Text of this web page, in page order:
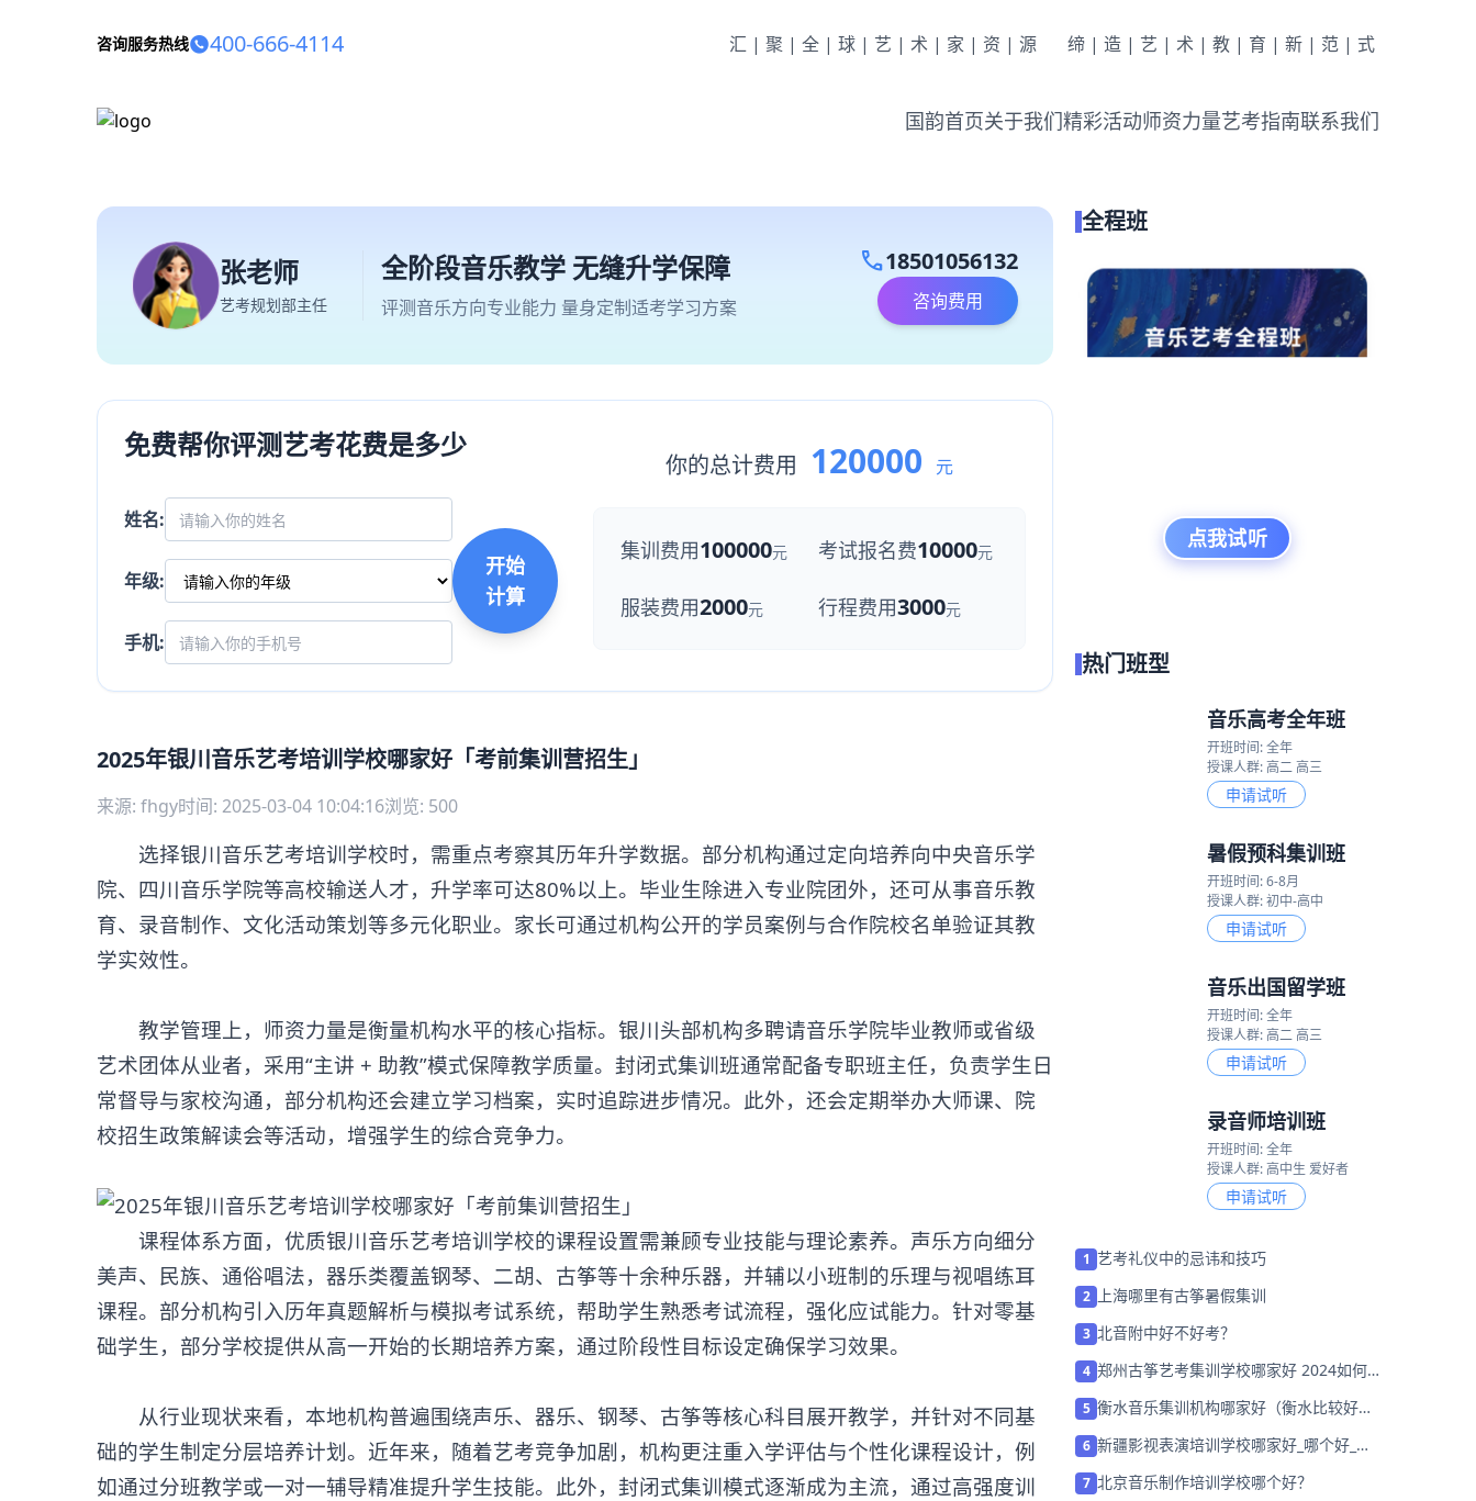
咨询服务热线 400-666-4114 汇|聚|全|球|艺|术|家|资|源 缔|造|艺|术|教|育|新|范|式
国韵首页关于我们精彩活动师资力量艺考指南联系我们
张老师
艺考规划部主任
全阶段音乐教学 无缝升学保障
评测音乐方向专业能力 量身定制适考学习方案
call18501056132
咨询费用
免费帮你评测艺考花费是多少
姓名:
年级:
手机:
开始
计算
你的总计费用 120000 元
集训费用100000元 考试报名费10000元
服装费用2000元 行程费用3000元
2025年银川音乐艺考培训学校哪家好「考前集训营招生」
来源: fhgy时间: 2025-03-04 10:04:16浏览: 500
选择银川音乐艺考培训学校时，需重点考察其历年升学数据。部分机构通过定向培养向中央音乐学
院、四川音乐学院等高校输送人才，升学率可达80%以上。毕业生除进入专业院团外，还可从事音乐教
育、录音制作、文化活动策划等多元化职业。家长可通过机构公开的学员案例与合作院校名单验证其教
学实效性。
教学管理上，师资力量是衡量机构水平的核心指标。银川头部机构多聘请音乐学院毕业教师或省级
艺术团体从业者，采用“主讲 + 助教”模式保障教学质量。封闭式集训班通常配备专职班主任，负责学生日
常督导与家校沟通，部分机构还会建立学习档案，实时追踪进步情况。此外，还会定期举办大师课、院
校招生政策解读会等活动，增强学生的综合竞争力。
课程体系方面，优质银川音乐艺考培训学校的课程设置需兼顾专业技能与理论素养。声乐方向细分
美声、民族、通俗唱法，器乐类覆盖钢琴、二胡、古筝等十余种乐器，并辅以小班制的乐理与视唱练耳
课程。部分机构引入历年真题解析与模拟考试系统，帮助学生熟悉考试流程，强化应试能力。针对零基
础学生，部分学校提供从高一开始的长期培养方案，通过阶段性目标设定确保学习效果。
从行业现状来看，本地机构普遍围绕声乐、器乐、钢琴、古筝等核心科目展开教学，并针对不同基
础的学生制定分层培养计划。近年来，随着艺考竞争加剧，机构更注重入学评估与个性化课程设计，例
如通过分班教学或一对一辅导精准提升学生技能。此外，封闭式集训模式逐渐成为主流，通过高强度训
全程班
点我试听
热门班型
音乐高考全年班
开班时间: 全年
授课人群: 高二 高三
申请试听
暑假预科集训班
开班时间: 6-8月
授课人群: 初中-高中
申请试听
音乐出国留学班
开班时间: 全年
授课人群: 高二 高三
申请试听
录音师培训班
开班时间: 全年
授课人群: 高中生 爱好者
申请试听
1 艺考礼仪中的忌讳和技巧
2 上海哪里有古筝暑假集训
3 北音附中好不好考？
4 郑州古筝艺考集训学校哪家好 2024如何
5 衡水音乐集训机构哪家好（衡水比较好的
6 新疆影视表演培训学校哪家好_哪个好_学
7 北京音乐制作培训学校哪个好？